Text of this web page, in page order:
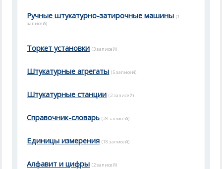
Ручные штукатурно-затирочные машины (1
записей)
Торкет установки (3 записей)
Штукатурные агрегаты (5 записей)
Штукатурные станции (2 записей)
Справочник-словарь (28 записей)
Единицы измерения (18 записей)
Алфавит и цифры (2 записей)